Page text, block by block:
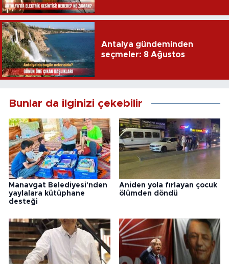
Antalya gündeminden
seçmeler: 8 Ağustos
Bunlar da ilginizi çekebilir
Manavgat Belediyesi'nden
yaylalara kütüphane
desteği
Aniden yola fırlayan çocuk
ölümden döndü